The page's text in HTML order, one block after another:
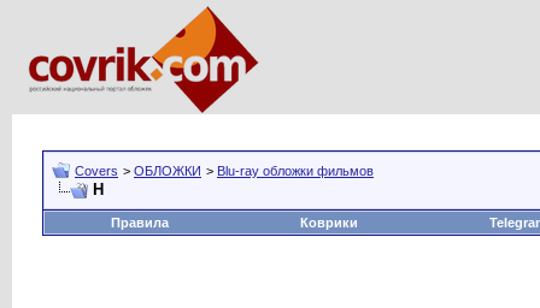
Covers > ОБЛОЖКИ > Blu-ray обложки фильмов
Н
Правила Коврики